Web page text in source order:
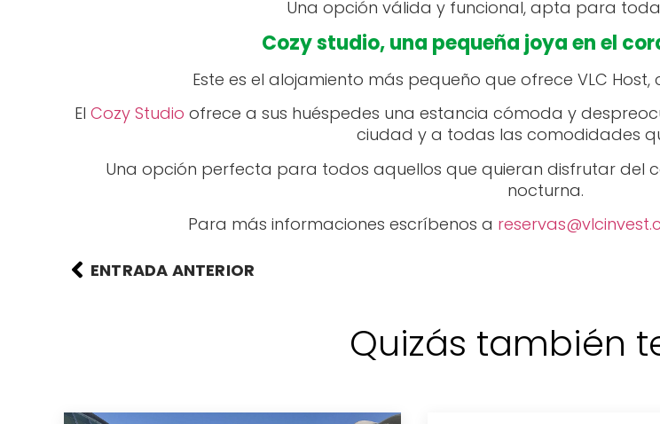
Una opción válida y funcional, apta para
Cozy studio, una pequeña joya en el
Este es el alojamiento más pequeño que ofrece VLC
El Cozy Studio ofrece a sus huéspedes una estancia cómoda y
ciudad y a todas las comodidades
Una opción perfecta para todos aquellos que quieran disfrutar del
nocturna.
Para más informaciones escríbenos a
ENTRADA ANTERIOR
Quizás también